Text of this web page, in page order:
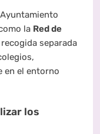
la Red de
separada
en el entorno
los